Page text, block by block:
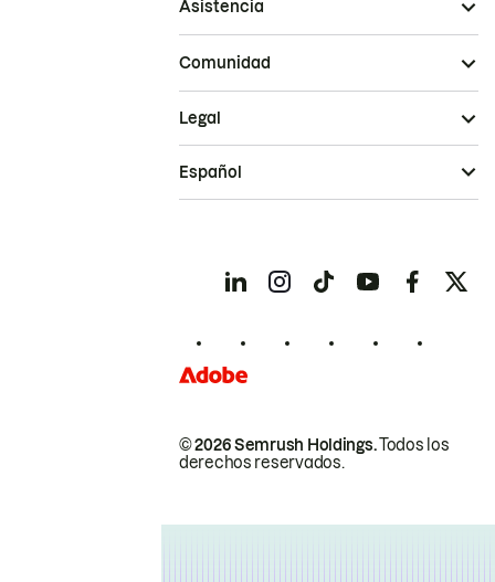
Asistencia
Comunidad
© 2026 Semrush Holdings.Todos los
derechos reservados.
Legal
Español